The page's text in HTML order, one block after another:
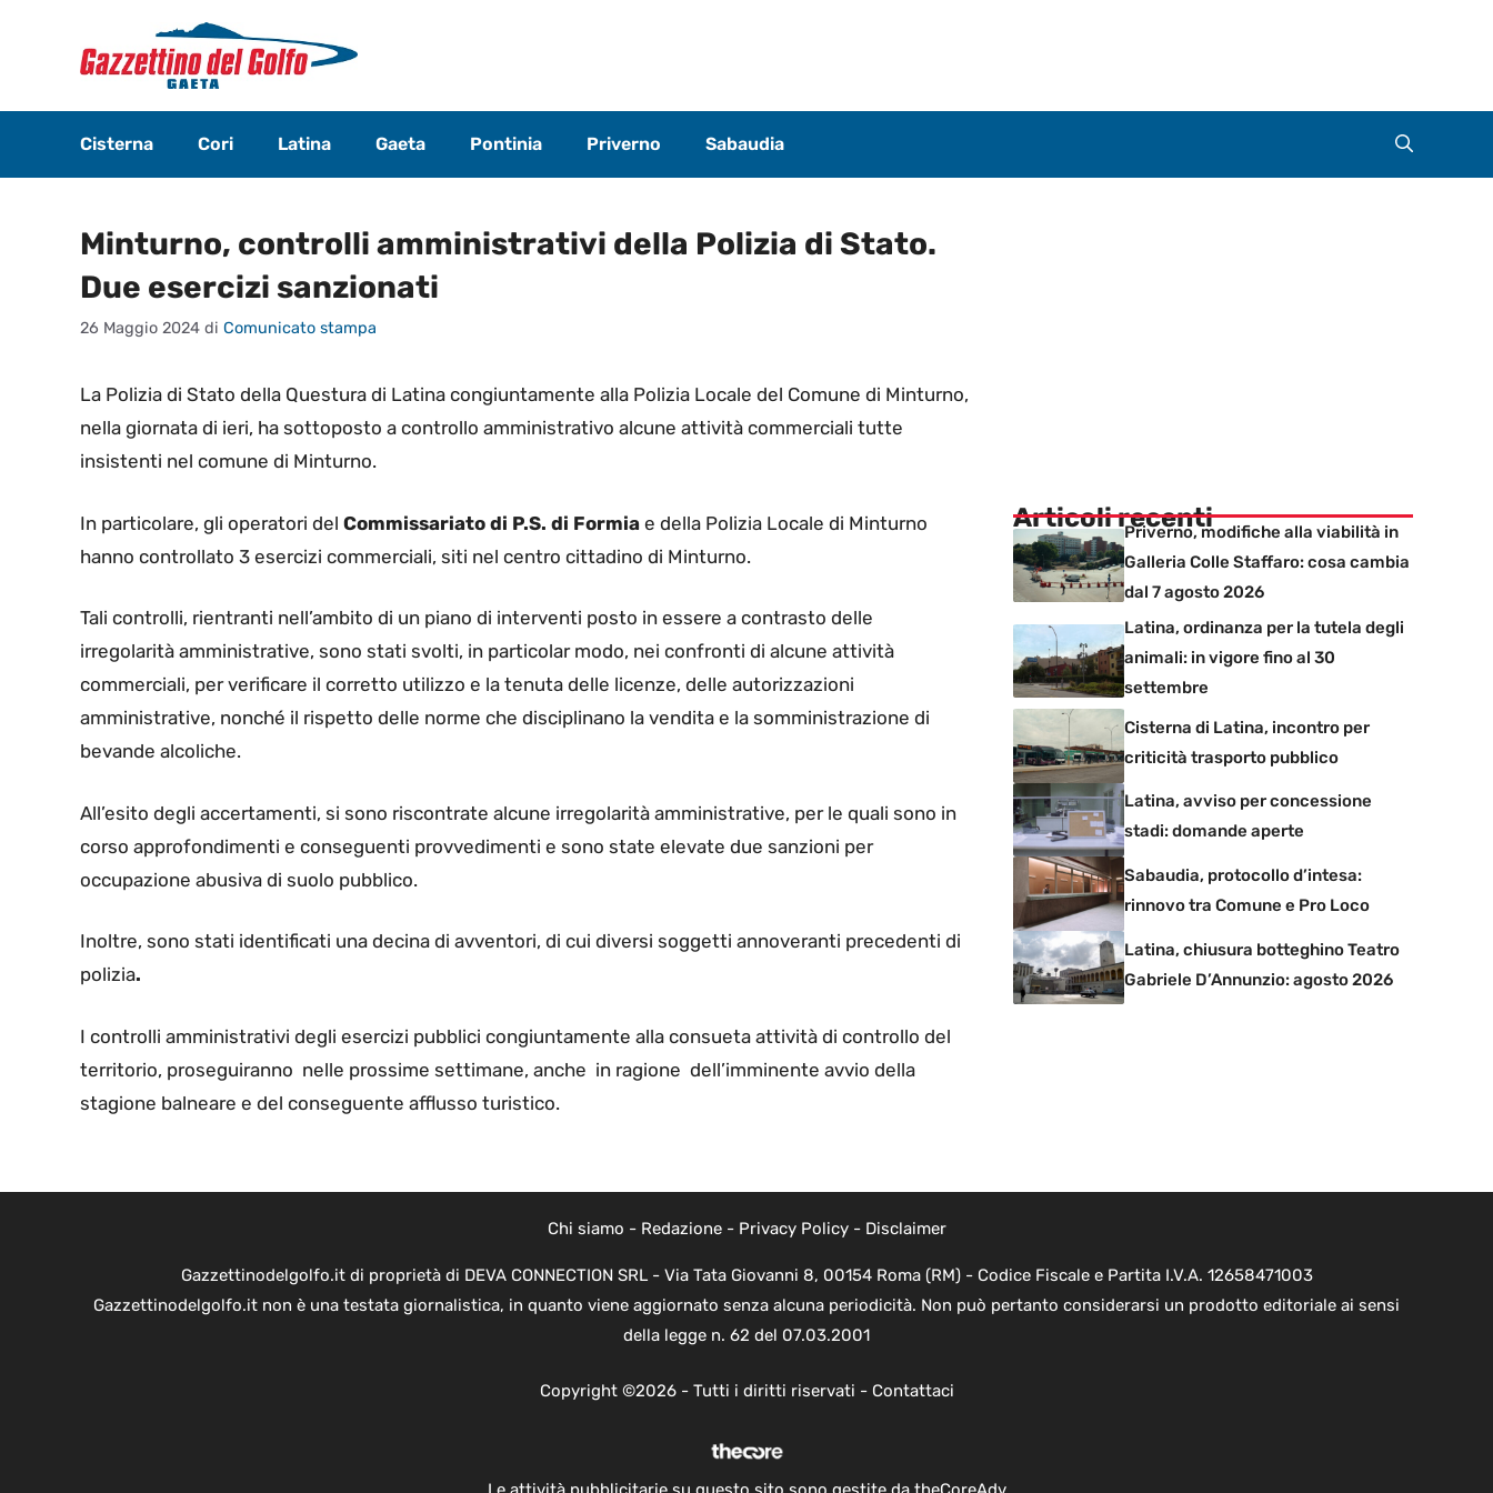
contenuto
Cisterna Cori Latina Gaeta Pontinia Priverno Sabaudia
Minturno, controlli amministrativi della Polizia di Stato.
Due esercizi sanzionati
26 Maggio 2024 di Comunicato stampa
La Polizia di Stato della Questura di Latina congiuntamente alla Polizia Locale del Comune di Minturno,
nella giornata di ieri, ha sottoposto a controllo amministrativo alcune attività commerciali tutte
insistenti nel comune di Minturno.
In particolare, gli operatori del Commissariato di P.S. di Formia e della Polizia Locale di Minturno
hanno controllato 3 esercizi commerciali, siti nel centro cittadino di Minturno.
Tali controlli, rientranti nell’ambito di un piano di interventi posto in essere a contrasto delle
irregolarità amministrative, sono stati svolti, in particolar modo, nei confronti di alcune attività
commerciali, per verificare il corretto utilizzo e la tenuta delle licenze, delle autorizzazioni
amministrative, nonché il rispetto delle norme che disciplinano la vendita e la somministrazione di
bevande alcoliche.
All’esito degli accertamenti, si sono riscontrate alcune irregolarità amministrative, per le quali sono in
corso approfondimenti e conseguenti provvedimenti e sono state elevate due sanzioni per
occupazione abusiva di suolo pubblico.
Inoltre, sono stati identificati una decina di avventori, di cui diversi soggetti annoveranti precedenti di
polizia.
I controlli amministrativi degli esercizi pubblici congiuntamente alla consueta attività di controllo del
territorio, proseguiranno nelle prossime settimane, anche in ragione dell’imminente avvio della
stagione balneare e del conseguente afflusso turistico.
Articoli recentiPriverno, modifiche alla viabilità in
Galleria Colle Staffaro: cosa cambia
dal 7 agosto 2026
Latina, ordinanza per la tutela degli
animali: in vigore fino al 30
settembre
Cisterna di Latina, incontro per
criticità trasporto pubblico
Latina, avviso per concessione
stadi: domande aperte
Sabaudia, protocollo d’intesa:
rinnovo tra Comune e Pro Loco
Latina, chiusura botteghino Teatro
Gabriele D’Annunzio: agosto 2026
Chi siamo - Redazione- Privacy Policy- Disclaimer
Gazzettinodelgolfo.it di proprietà di DEVA CONNECTION SRL - Via Tata Giovanni 8, 00154 Roma (RM) - Codice Fiscale e Partita I.V.A. 12658471003
Gazzettinodelgolfo.it non è una testata giornalistica, in quanto viene aggiornato senza alcuna periodicità. Non può pertanto considerarsi un prodotto editoriale ai sensi
della legge n. 62 del 07.03.2001
Copyright ©2026 - Tutti i diritti riservati - Contattaci